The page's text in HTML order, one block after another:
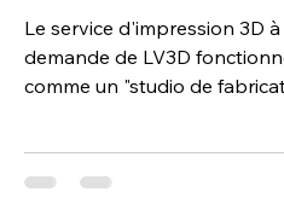
LV3D, un service
créateurs.
Le service d'impression 3D à
demande de LV3D
comme un "studio de
créateurs. Il permet de